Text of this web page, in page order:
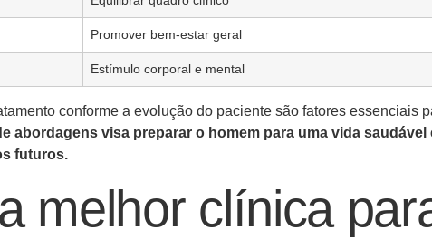
Promover bem-estar geral
Estímulo corporal e mental
conforme a evolução do paciente são fatores essenciais
abordagens visa preparar o homem para uma vida saudável
futuros.
melhor clínica